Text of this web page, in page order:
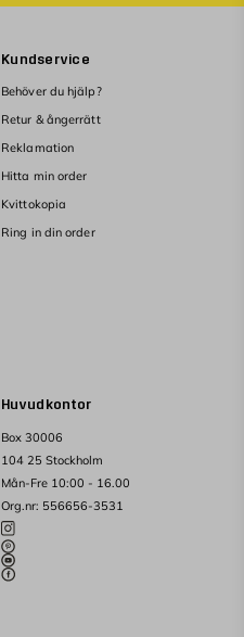
Huvudkontor
Box 30006
104 25 Stockholm
Mån-Fre 10:00 - 16.00
Org.nr: 556656-3531
Kundservice
Behöver du hjälp?
Retur & ångerrätt
Reklamation
Hitta min order
Kvittokopia
Ring in din order